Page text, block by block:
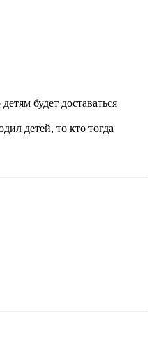
будет доставаться
детей, то кто тогда